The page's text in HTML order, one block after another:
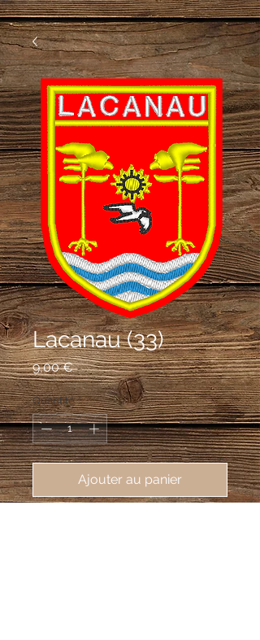
Lacanau (33)
9,00 €Prix
Quantité *
Ajouter au panier